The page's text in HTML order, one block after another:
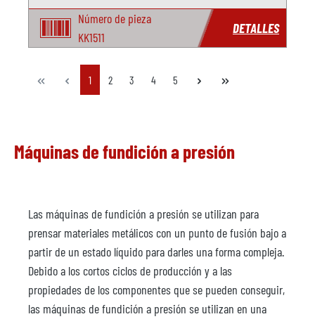
Número de pieza
KK1511
DETALLES
Página
1 Página
2 Página
3 Página
4 Página
5
Máquinas de fundición a presión
Las máquinas de fundición a presión se utilizan para
prensar materiales metálicos con un punto de fusión bajo a
partir de un estado líquido para darles una forma compleja.
Debido a los cortos ciclos de producción y a las
propiedades de los componentes que se pueden conseguir,
las máquinas de fundición a presión se utilizan en una